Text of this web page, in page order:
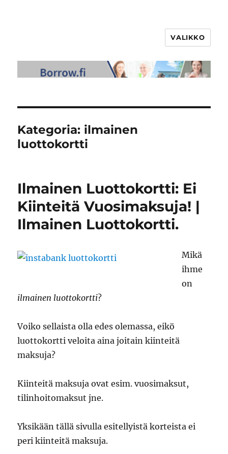
VALIKKO
Kategoria: ilmainen
luottokortti
Ilmainen Luottokortti: Ei
Kiinteitä Vuosimaksuja! |
Ilmainen Luottokortti.
Mikä
ihme
on
ilmainen luottokortti?
Voiko sellaista olla edes olemassa, eikö
luottokortti veloita aina joitain kiinteitä
maksuja?
Kiinteitä maksuja ovat esim. vuosimaksut,
tilinhoitomaksut jne.
Yksikään tällä sivulla esitellyistä korteista ei
peri kiinteitä maksuja.